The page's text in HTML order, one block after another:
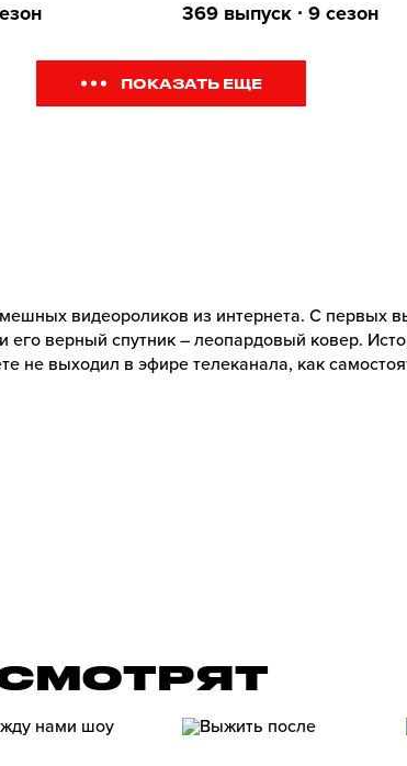
369 выпуск ∙ 9 сезон
ПОКАЗАТЬ ЕЩЕ
видеороликов из интернета. С первых
его верный спутник – леопардовый ковер.
не выходил в эфире телеканала, как
СМОТРЯТ